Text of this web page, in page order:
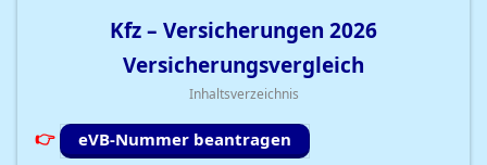
Kfz – Versicherungen 2026
Versicherungsvergleich
Inhaltsverzeichnis
eVB-Nummer beantragen